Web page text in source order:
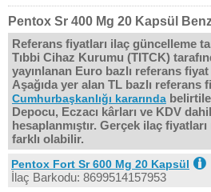
Pentox Sr 400 Mg 20 Kapsül
Referans fiyatları ilaç güncelleme
Tıbbi Cihaz Kurumu (TITCK)
yayınlanan Euro bazlı referans fiyat
Aşağıda yer alan TL bazlı referans
Cumhurbaşkanlığı kararında
Depocu, Eczacı kârları ve KDV
hesaplanmıştır. Gerçek ilaç
farklı olabilir.
Pentox Fort Sr 600 Mg 20 Kapsül
İlaç Barkodu: 8699514157953